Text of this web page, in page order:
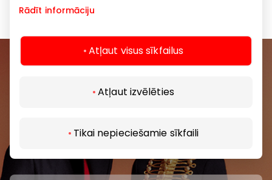
Rādīt informāciju
Atļaut visus sīkfailus
Atļaut izvēlēties
Tikai nepieciešamie sīkfaili
Pievienojieties mūsu kopienai
Uzzini pirmais par labākajiem piedāvājumiem,
izklaides centros “AKROPOLE Alfa” un “AKROPOLE